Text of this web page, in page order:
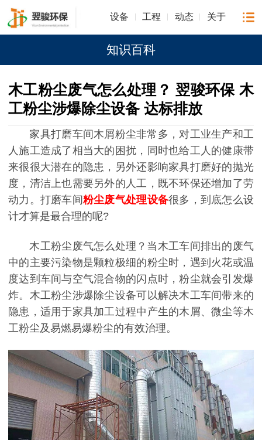
设备 工程 动态 关于
知识百科
木工粉尘废气怎么处理？ 翌骏环保 木
工粉尘涉爆除尘设备 达标排放
家具打磨车间木屑粉尘非常多，对工业生产和工
人施工造成了相当大的困扰，同时也给工人的健康带
来很很大潜在的隐患，另外还影响家具打磨好的抛光
度，清洁上也需要另外的人工，既不环保还增加了劳
动力。打磨车间粉尘废气处理设备很多，到底怎么设
计才算是最合理的呢?
木工粉尘废气怎么处理？当木工车间排出的废气
中的主要污染物是颗粒极细的粉尘时，遇到火花或温
度达到车间与空气混合物的闪点时，粉尘就会引发爆
炸。木工粉尘涉爆除尘设备可以解决木工车间带来的
隐患，适用于家具加工过程中产生的木屑、微尘等木
工粉尘及易燃易爆粉尘的有效治理。